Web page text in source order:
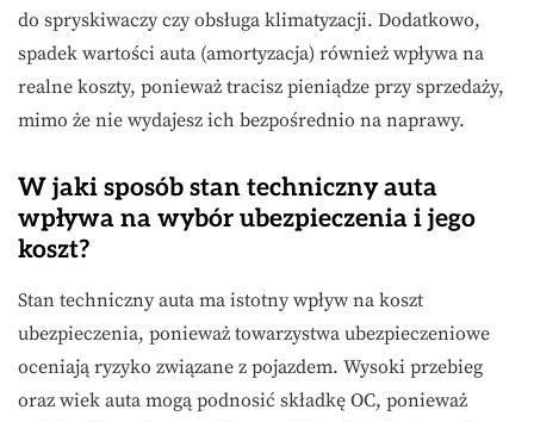
do spryskiwaczy czy obsługa klimatyzacji. Dodatkowo,
spadek wartości auta (amortyzacja) również wpływa na
realne koszty, ponieważ tracisz pieniądze przy sprzedaży,
mimo że nie wydajesz ich bezpośrednio na naprawy.
W jaki sposób stan techniczny auta
wpływa na wybór ubezpieczenia i jego
koszt?
Stan techniczny auta ma istotny wpływ na koszt
ubezpieczenia, ponieważ towarzystwa ubezpieczeniowe
oceniają ryzyko związane z pojazdem. Wysoki przebieg
oraz wiek auta mogą podnosić składkę OC, ponieważ